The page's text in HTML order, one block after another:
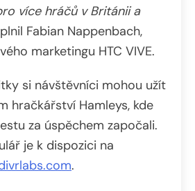
více hráčů v Británii a
Fabian Nappenbach,
marketingu HTC VIVE.
si návštěvníci mohou užít
hračkářství Hamleys, kde
za úspěchem započali.
je k dispozici na
.